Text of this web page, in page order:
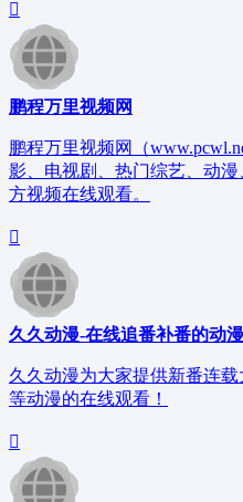
鹏程万里视频网
鹏程万里视频网（
影、电视剧、热门综艺、动
方视频在线观看。
久久动漫-在线追番补番的动
久久动漫为大家提供新番连
等动漫的在线观看！